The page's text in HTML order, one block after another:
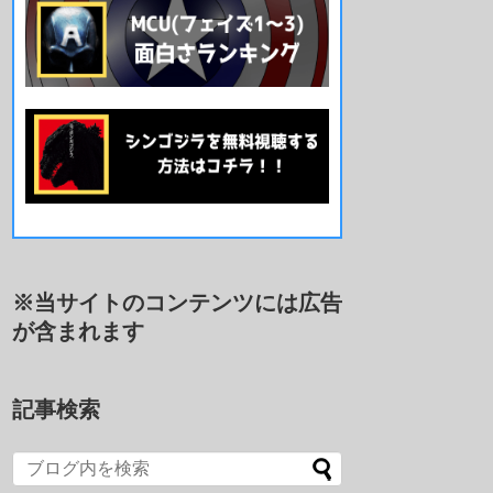
※当サイトのコンテンツには広告
が含まれます
記事検索